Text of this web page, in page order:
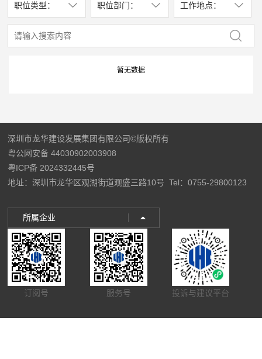
职位类型： 职位部门： 工作地点：
暂无数据
深圳市龙华建设发展集团有限公司©版权所有
粤公网安备 44030902003908
粤ICP备 2024332445号
地址：深圳市龙华区观湖街道观盛三路10号 Tel：0755-29800123
所属企业
订阅号 服务号 投诉与建议平台